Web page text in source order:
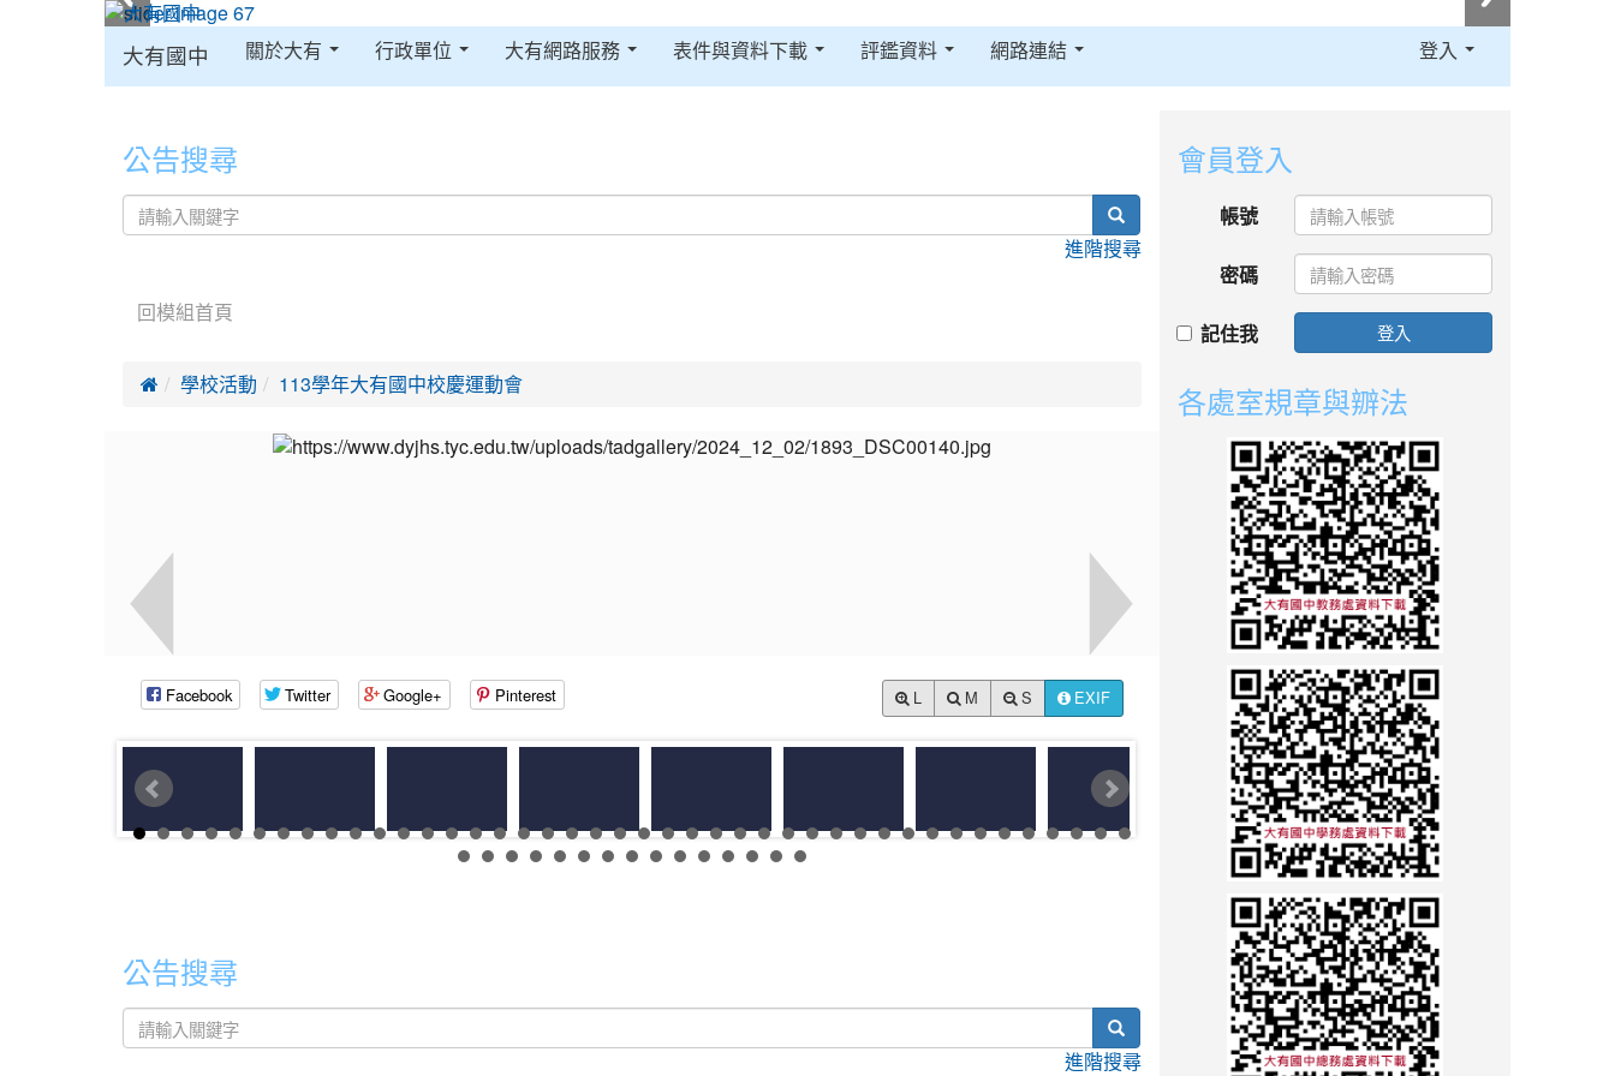
大有國中 關於大有 行政單位 大有網路服務 表件與資料下載 評鑑資料 網路連結 登入
公告搜尋
進階搜尋
回模組首頁
 學校活動 113學年大有國中校慶運動會
Facebook Twitter Google+ Pinterest M S EXIF
公告搜尋
進階搜尋
會員登入
帳號
密碼
記住我 登入
各處室規章與辧法